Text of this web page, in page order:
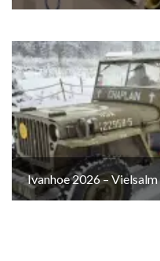
Ivanhoe 2026 – Vielsalm